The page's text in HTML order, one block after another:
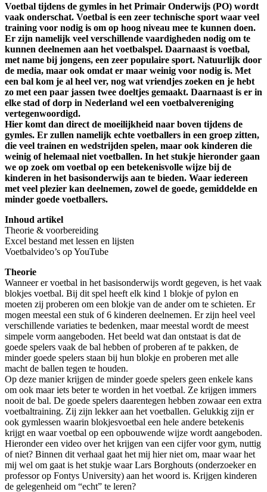
Voetbal tijdens de gymles in het Primair Onderwijs (PO) wordt
vaak onderschat. Voetbal is een zeer technische sport waar veel
training voor nodig is om op hoog niveau mee te kunnen doen.
Er zijn namelijk veel verschillende vaardigheden nodig om te
kunnen deelnemen aan het voetbalspel. Daarnaast is voetbal,
met name bij jongens, een zeer populaire sport. Natuurlijk door
de media, maar ook omdat er maar weinig voor nodig is. Met
een bal kom je al heel ver, nog wat vriendjes zoeken en je hebt
zo met een paar jassen twee doeltjes gemaakt. Daarnaast is er in
elke stad of dorp in Nederland wel een voetbalvereniging
vertegenwoordigd.
Hier komt dan direct de moeilijkheid naar boven tijdens de
gymles. Er zullen namelijk echte voetballers in een groep zitten,
die veel trainen en wedstrijden spelen, maar ook kinderen die
weinig of helemaal niet voetballen. In het stukje hieronder gaan
we op zoek om voetbal op een betekenisvolle wijze bij de
kinderen in het basisonderwijs aan te bieden. Waar iedereen
met veel plezier kan deelnemen, zowel de goede, gemiddelde en
minder goede voetballers.
Inhoud artikel
Theorie & voorbereiding
Excel bestand met lessen en lijsten
Voetbalvideo’s op YouTube
Theorie
Wanneer er voetbal in het basisonderwijs wordt gegeven, is het vaak
blokjes voetbal. Bij dit spel heeft elk kind 1 blokje of pylon en
moeten zij proberen om een blokje van de ander om te schieten. Er
mogen meestal een stuk of 6 kinderen deelnemen. Er zijn heel veel
verschillende variaties te bedenken, maar meestal wordt de meest
simpele vorm aangeboden. Het beeld wat dan ontstaat is dat de
goede spelers vaak de bal hebben of proberen af te pakken, de
minder goede spelers staan bij hun blokje en proberen met alle
macht de ballen tegen te houden.
Op deze manier krijgen de minder goede spelers geen enkele kans
om ook maar iets beter te worden in het voetbal. Ze krijgen immers
nooit de bal. De goede spelers daarentegen hebben zowaar een extra
voetbaltraining. Zij zijn lekker aan het voetballen. Gelukkig zijn er
ook gymlessen waarin blokjesvoetbal een hele andere betekenis
krijgt en waar voetbal op een opbouwende wijze wordt aangeboden.
Hieronder een video over het krijgen van een cijfer voor gym, nuttig
of niet? Binnen dit verhaal gaat het mij hier niet om, maar waar het
mij wel om gaat is het stukje waar Lars Borghouts (onderzoeker en
professor op Fontys University) aan het woord is. Krijgen kinderen
de gelegenheid om “echt” te leren?